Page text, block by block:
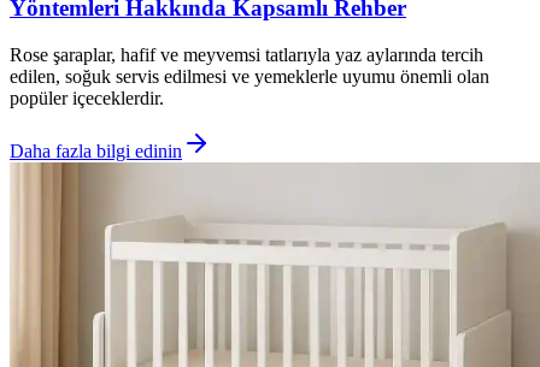
Yöntemleri Hakkında Kapsamlı Rehber
Rose şaraplar, hafif ve meyvemsi tatlarıyla yaz aylarında tercih
edilen, soğuk servis edilmesi ve yemeklerle uyumu önemli olan
popüler içeceklerdir.
Daha fazla bilgi edinin